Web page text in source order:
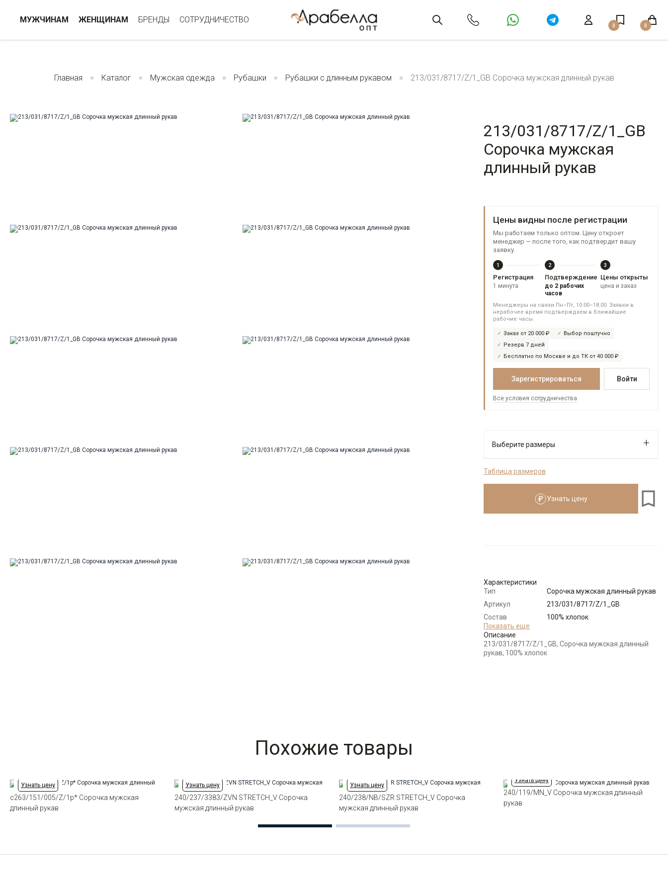
МУЖЧИНАМ ЖЕНЩИНАМ БРЕНДЫ СОТРУДНИЧЕСТВО
0 0
Главная Каталог Мужская одежда Рубашки Рубашки с длинным рукавом 213/031/8717/Z/1_GB Сорочка мужская длинный рукав
213/031/8717/Z/1_GB
Сорочка мужская
длинный рукав
Цены видны после регистрации
Мы работаем только оптом. Цену откроет
менеджер — после того, как подтвердит вашу
заявку.
1
Регистрация
1 минута
2
Подтверждение
до 2 рабочих
часов
3
Цены открыты
цена и заказ
Менеджеры на связи Пн–Пт, 10:00–18:00. Заявки в
нерабочее время подтверждаем в ближайшие
рабочие часы.
Заказ от 20 000 ₽
Выбор поштучно
Резерв 7 дней
Бесплатно по Москве и до ТК от 40 000 ₽
Зарегистрироваться Войти
Все условия сотрудничества
Выберите размеры
Выбрать размерный ряд
по 1 шт каждого доступного размера
Таблица размеров
Узнать цену
Характеристики
Тип
Сорочка мужская длинный рукав
Артикул
213/031/8717/Z/1_GB
Состав
сырья
100% хлопок
Бренд
Модель
Зауженная
Показать еще
Описание
213/031/8717/Z/1_GB, Сорочка мужская длинный
рукав, 100% хлопок
Похожие товары
Узнать цену
c263/151/005/Z/1p* Сорочка мужская
длинный рукав
Узнать цену
240/237/3383/ZVN STRETCH_V Сорочка
мужская длинный рукав
Узнать цену
240/238/NB/SZR STRETCH_V Сорочка
мужская длинный рукав
Узнать цену
240/119/MN_V Сорочка мужская длинный
рукав